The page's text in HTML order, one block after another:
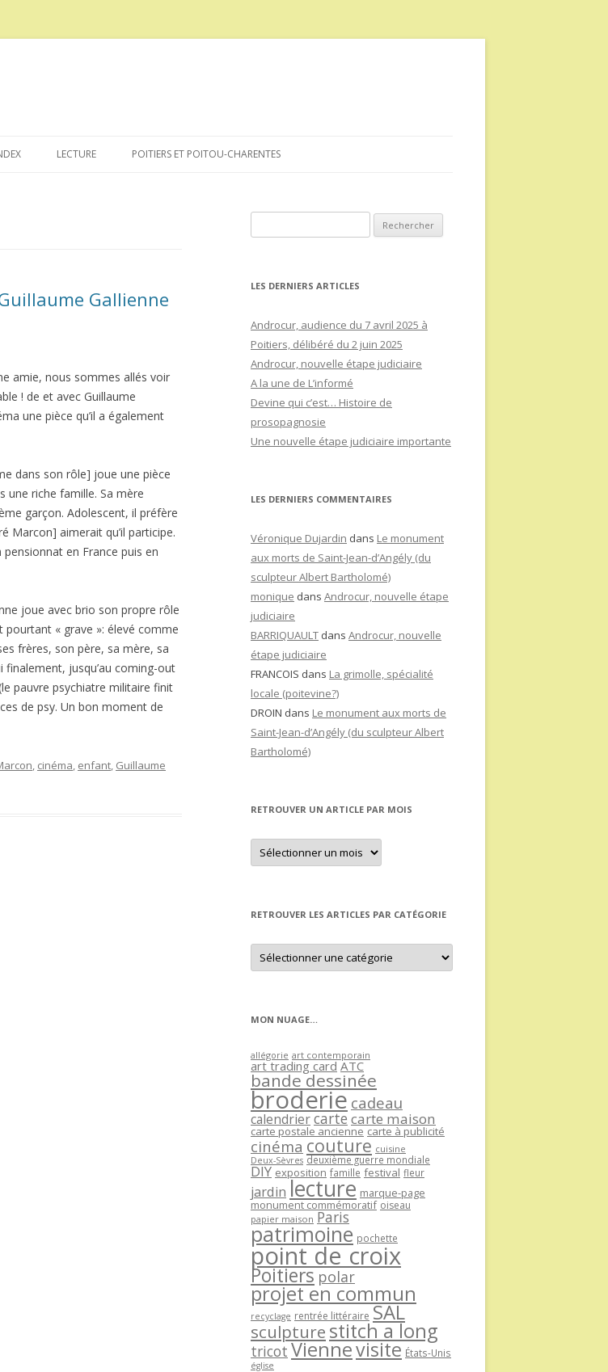
au
LECTURE POITIERS ET POITOU-CHARENTES
Gallienne
amie, nous sommes allés voir
! de et avec Guillaume
une pièce qu’il a également
dans son rôle] joue une pièce
une riche famille. Sa mère
garçon. Adolescent, il préfère
Marcon] aimerait qu’il participe.
en France puis en
joue avec brio son propre rôle
« grave »: élevé comme
frères, son père, sa mère, sa
jusqu’au coming-out
pauvre psychiatre militaire finit
de psy. Un bon moment de
, cinéma, enfant, Guillaume
LES DERNIERS ARTICLES
Androcur, audience du 7 avril 2025 à
Poitiers, délibéré du 2 juin 2025
Androcur, nouvelle étape judiciaire
A la une de L’informé
Devine qui c’est… Histoire de
prosopagnosie
Une nouvelle étape judiciaire importante
LES DERNIERS COMMENTAIRES
Véronique Dujardin dans Le monument
aux morts de Saint-Jean-d’Angély (du
sculpteur Albert Bartholomé)
monique dans Androcur, nouvelle étape
judiciaire
BARRIQUAULT dans Androcur, nouvelle
étape judiciaire
FRANCOIS dans La grimolle, spécialité
locale (poitevine?)
DROIN dans Le monument aux morts de
Saint-Jean-d’Angély (du sculpteur Albert
Bartholomé)
RETROUVER UN ARTICLE PAR MOIS
Retrouver
un
article
RETROUVER LES ARTICLES PAR CATÉGORIE
Retrouver
les
articles
MON NUAGE…
allégorie art contemporain
art trading card ATC
bande dessinée
broderie cadeau
calendriercartecarte maison
carte postale ancienne carte à publicité
cinéma couture cuisine
Deux-Sèvres deuxième guerre mondiale
DIY exposition famille festival fleur
jardin lecture marque-page
monument commémoratif oiseau
papier maison Paris
patrimoine pochette
point de croix
Poitiers polar
projet en commun
recyclage rentrée littéraire SAL
sculpture stitch a long
tricot Viennevisite États-Unis
église